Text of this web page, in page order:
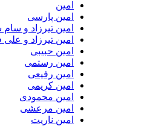
امین پارسی
امین تیرزاد و سام سهراب
امین تیرزاد و علی فلاح
امین حبیبی
امین رستمی
امین رفیعی
امین کریمی
امین محمودی
امین مرعشی
امین ناریت